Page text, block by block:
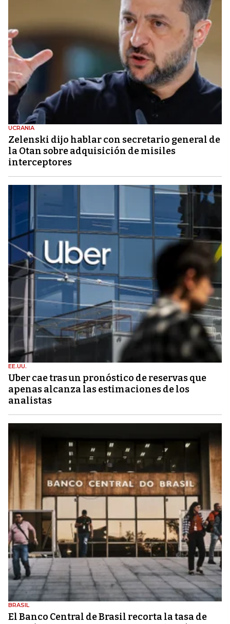
UCRANIA
Zelenski dijo hablar con secretario general de
la Otan sobre adquisición de misiles
interceptores
EE.UU.
Uber cae tras un pronóstico de reservas que
apenas alcanza las estimaciones de los
analistas
BRASIL
El Banco Central de Brasil recorta la tasa de